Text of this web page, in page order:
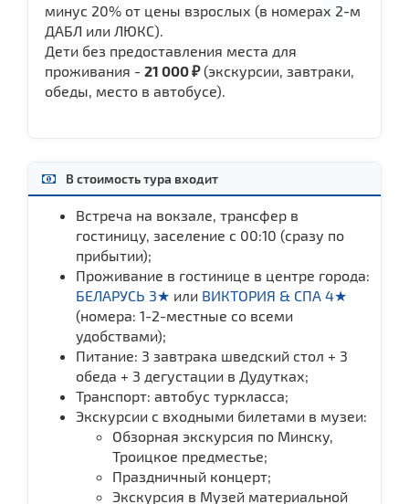
минус 20% от цены взрослых (в номерах 2-м
ДАБЛ или ЛЮКС).
Дети без предоставления места для
проживания - 21 000 ₽(экскурсии, завтраки,
обеды, место в автобусе).
В стоимость тура входит
Встреча на вокзале, трансфер в
гостиницу, заселение с 00:10 (сразу по
прибытии);
Проживание в гостинице в центре города:
БЕЛАРУСЬ 3★ или ВИКТОРИЯ & СПА 4★
(номера: 1-2-местные со всеми
удобствами);
Питание: 3 завтрака шведский стол + 3
обеда + 3 дегустации в Дудутках;
Транспорт: автобус туркласса;
Экскурсии с входными билетами в музеи:
Обзорная экскурсия по Минску,
Троицкое предместье;
Праздничный концерт;
Экскурсия в Музей материальной